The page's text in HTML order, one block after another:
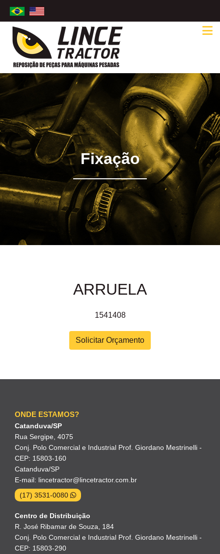
Fixação
ARRUELA
1541408
Solicitar Orçamento
ONDE ESTAMOS?
Catanduva/SP
Rua Sergipe, 4075
Conj. Polo Comercial e Industrial Prof. Giordano Mestrinelli -
CEP: 15803-160
Catanduva/SP
E-mail: lincetractor@lincetractor.com.br
(17) 3531-0080
Centro de Distribuição
R. José Ribamar de Souza, 184
Conj. Polo Comercial e Industrial Prof. Giordano Mestrinelli -
CEP: 15803-290